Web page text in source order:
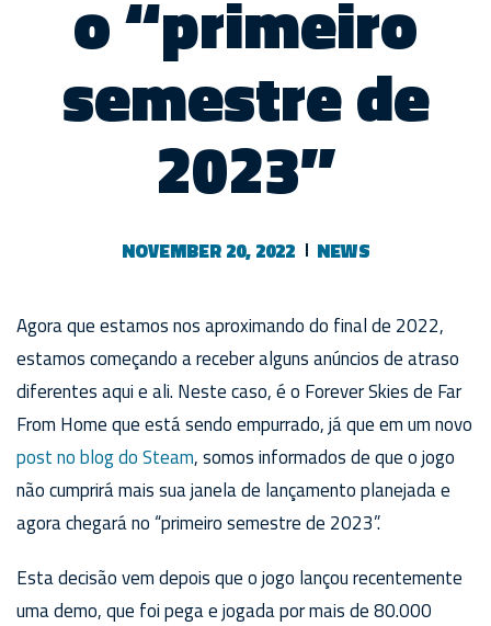
o “primeiro
semestre de
2023”
NOVEMBER 20, 2022 NEWS
Agora que estamos nos aproximando do final de 2022,
estamos começando a receber alguns anúncios de atraso
diferentes aqui e ali. Neste caso, é o Forever Skies de Far
From Home que está sendo empurrado, já que em um novo
post no blog do Steam, somos informados de que o jogo
não cumprirá mais sua janela de lançamento planejada e
agora chegará no “primeiro semestre de 2023”.
Esta decisão vem depois que o jogo lançou recentemente
uma demo, que foi pega e jogada por mais de 80.000